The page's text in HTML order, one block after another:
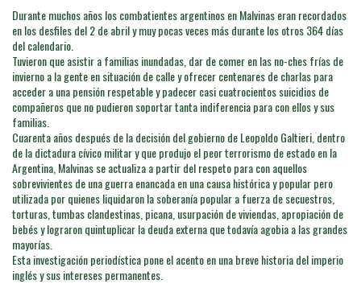
Durante muchos años los combatientes argentinos en Malvinas eran recordados
en los desfiles del 2 de abril y muy pocas veces más durante los otros 364 días
del calendario.
Tuvieron que asistir a familias inundadas, dar de comer en las no-ches frías de
invierno a la gente en situación de calle y ofrecer centenares de charlas para
acceder a una pensión respetable y padecer casi cuatrocientos suicidios de
compañeros que no pudieron soportar tanta indiferencia para con ellos y sus
familias.
Cuarenta años después de la decisión del gobierno de Leopoldo Galtieri, dentro
de la dictadura cívico militar y que produjo el peor terrorismo de estado en la
Argentina, Malvinas se actualiza a partir del respeto para con aquellos
sobrevivientes de una guerra enancada en una causa histórica y popular pero
utilizada por quienes liquidaron la soberanía popular a fuerza de secuestros,
torturas, tumbas clandestinas, picana, usurpación de viviendas, apropiación de
bebés y lograron quintuplicar la deuda externa que todavía agobia a las grandes
mayorías.
Esta investigación periodística pone el acento en una breve historia del imperio
inglés y sus intereses permanentes.